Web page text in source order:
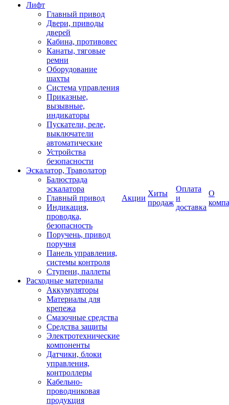
Лифт
Главный привод
Двери, приводы
дверей
Кабина, противовес
Канаты, тяговые
ремни
Оборудование
шахты
Система управления
Приказные,
вызывные,
индикаторы
Пускатели, реле,
выключатели
автоматические
Устройства
безопасности
Эскалатор, Траволатор
Балюстрада
эскалатора
Главный привод
Индикация,
проводка,
безопасность
Поручень, привод
поручня
Панель управления,
системы контроля
Ступени, паллеты
Расходные материалы
Аккумуляторы
Материалы для
крепежа
Смазочные средства
Средства защиты
Электротехнические
компоненты
Датчики, блоки
управления,
контроллеры
Кабельно-
проводниковая
продукция
Акции
Хиты
продаж
Оплата
и
доставка
О